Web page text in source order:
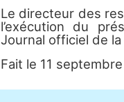
Le directeur des
l’exécution du
Journal officiel de
Fait le 11